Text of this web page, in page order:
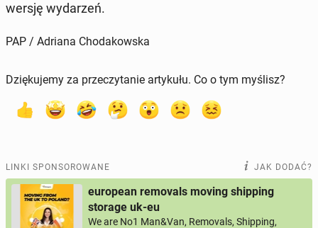
wersję wy­da­rzeń.
PAP / Adriana Chodakowska
Dziękujemy za przeczytanie artykułu. Co o tym myślisz?
LINKI SPONSOROWANE JAK DODAĆ?
european removals moving shipping
storage uk-eu
We are No1 Man&Van, Removals, Shipping,